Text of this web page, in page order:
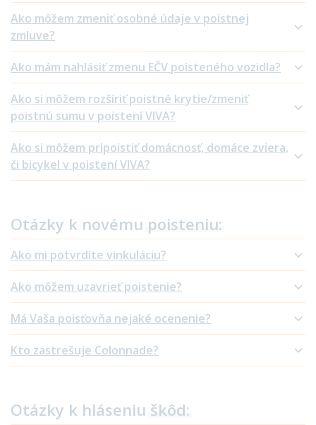
Ako môžem zmeniť osobné údaje v poistnej
zmluve?
Ako mám nahlásiť zmenu EČV poisteného vozidla?
Ako si môžem rozšíriť poistné krytie/zmeniť
poistnú sumu v poistení VIVA?
Ako si môžem pripoistiť domácnosť, domáce zviera,
či bicykel v poistení VIVA?
Otázky k novému poisteniu:
Ako mi potvrdíte vinkuláciu?
Ako môžem uzavrieť poistenie?
Má Vaša poisťovňa nejaké ocenenie?
Kto zastrešuje Colonnade?
Otázky k hláseniu škôd: